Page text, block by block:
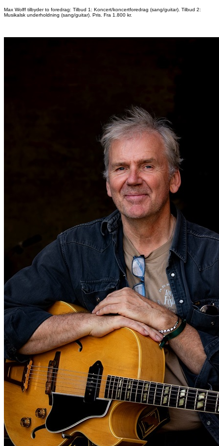
Max Wolff tilbyder to foredrag: Tilbud 1: Koncert/koncertforedrag (sang/guitar). Tilbud 2:
Musikalsk underholdning (sang/guitar). Pris. Fra 1.800 kr.